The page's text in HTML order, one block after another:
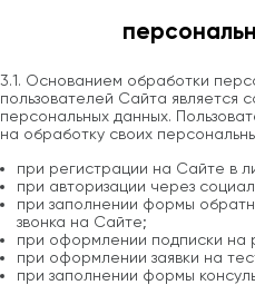
3.1. Основанием обработки
пользователей Сайта является
персональных данных.
на обработку своих
при регистрации на Сайте в
при авторизации через
при заполнении формы
звонка на Сайте;
при оформлении подписки на
при оформлении заявки на
при заполнении формы